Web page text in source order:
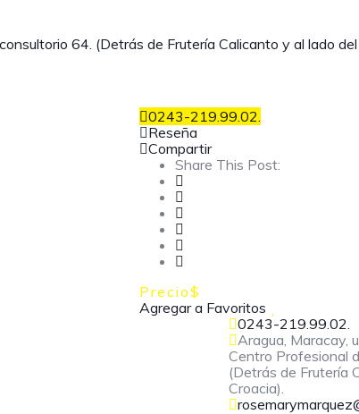
64. (Detrás de Frutería Calicanto y al lado
0243-219.99.02.
Reseña
Compartir
Share This Post:
Precio$
Agregar a Favoritos
0243-219.99.02.
Aragua, Maracay,
Centro Profesional
(Detrás de Frutería
Croacia).